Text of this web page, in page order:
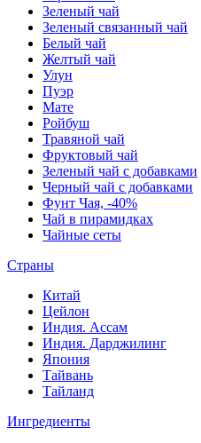
Зеленый чай
Зеленый связанный чай
Белый чай
Желтый чай
Улун
Пуэр
Мате
Ройбуш
Травяной чай
Фруктовый чай
Зеленый чай с добавками
Черный чай с добавками
Фунт Чая, -40%
Чай в пирамидках
Чайные сеты
Страны
Китай
Цейлон
Индия. Ассам
Индия. Дарджилинг
Япония
Тайвань
Тайланд
Ингредиенты